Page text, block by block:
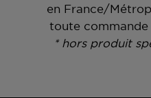
en France/
toute commande
* hors produit